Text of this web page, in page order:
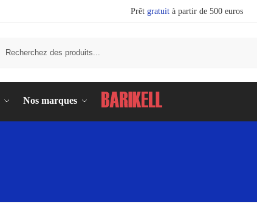
Prêt gratuità partir de 500 euros
Nos marques